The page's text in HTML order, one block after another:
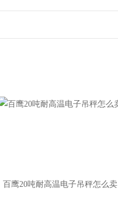
百鹰20吨耐高温电子吊秤怎么卖